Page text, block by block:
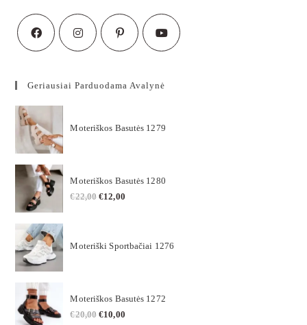
Geriausiai Parduodama Avalynė
Moteriškos Basutės 1279
Moteriškos Basutės 1280
€22,00 €12,00
Moteriški Sportbačiai 1276
Moteriškos Basutės 1272
€20,00 €10,00